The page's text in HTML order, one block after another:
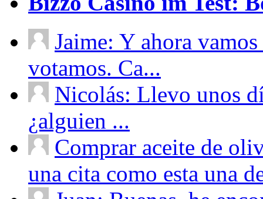
Jaime: Y ahora
votamos. Ca...
Nicolás: Llevo unos
¿alguien ...
Comprar aceite de
una cita como esta una